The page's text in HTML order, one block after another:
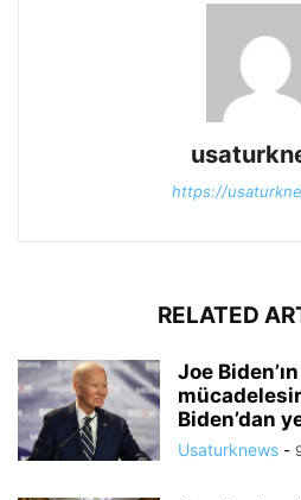
https://
RELATED
Joe
Biden’dan
Usaturknews -